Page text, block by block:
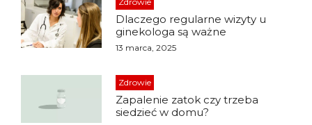
Dlaczego regularne wizyty u
ginekologa są ważne
13 marca, 2025
Zdrowie
Zapalenie zatok czy trzeba
siedzieć w domu?